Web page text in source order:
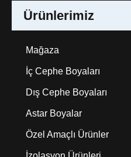
Ürünlerimiz
Mağaza
İç Cephe Boyaları
Dış Cephe Boyaları
Astar Boyalar
Özel Amaçlı Ürünler